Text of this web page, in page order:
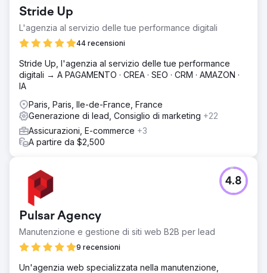
Stride Up
L'agenzia al servizio delle tue performance digitali
44 recensioni
Stride Up, l'agenzia al servizio delle tue performance
digitali → A PAGAMENTO · CREA · SEO · CRM · AMAZON ·
IA
Paris, Paris, Ile-de-France, France
Generazione di lead, Consiglio di marketing +22
Assicurazioni, E-commerce +3
A partire da $2,500
Pulsar Agency
Manutenzione e gestione di siti web B2B per lead
9 recensioni
4.8
Un'agenzia web specializzata nella manutenzione,